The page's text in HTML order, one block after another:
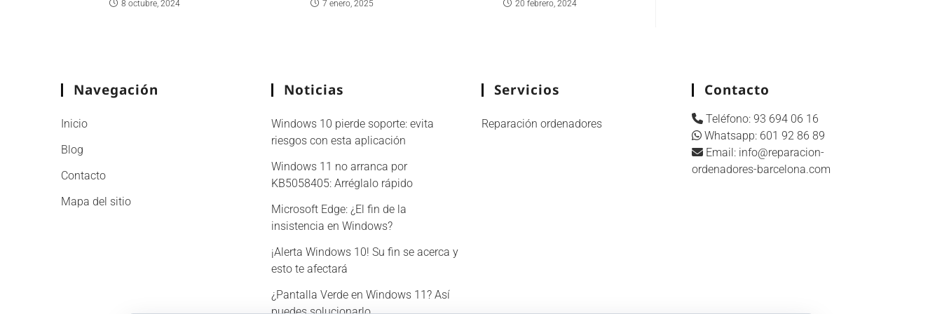
8 octubre, 2024 7 enero, 2025 20 febrero, 2024
Navegación
Inicio
Blog
Contacto
Mapa del sitio
Noticias
Windows 10 pierde soporte: evita
riesgos con esta aplicación
Windows 11 no arranca por
KB5058405: Arréglalo rápido
Microsoft Edge: ¿El fin de la
insistencia en Windows?
¡Alerta Windows 10! Su fin se acerca y
esto te afectará
¿Pantalla Verde en Windows 11? Así
Servicios
Reparación ordenadores
Contacto
Teléfono: 93 694 06 16
Whatsapp: 601 92 86 89
Email: info@reparacion-
ordenadores-barcelona.com